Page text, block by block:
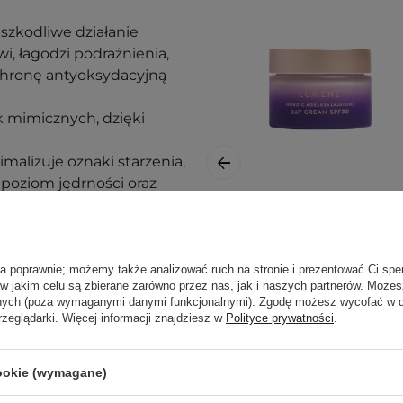
działanie
łagodzi podrażnienia,
antyoksydacyjną
mimicznych, dzięki
oznaki starzenia,
jędrności oraz
lipidową,
syntezę kolagenu,
Radiant Youth
SPF30 - Krem na
Dzień - 50ml
poprawnie; możemy także analizować ruch na stronie i prezentować Ci
jakim celu są zbierane zarówno przez nas, jak i naszych partnerów.
(poza wymaganymi danymi funkcjonalnymi). Zgodę możesz wycofać w
Więcej informacji znajdziesz w Polityce prywatności.
(wymagane)